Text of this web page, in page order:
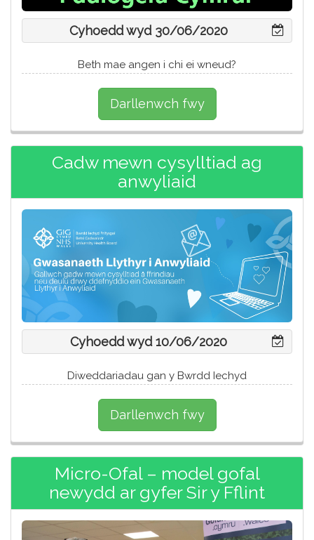
Cyhoedd wyd 30/06/2020
Beth mae angen i chi ei wneud?
Darllenwch fwy
Cadw mewn cysylltiad ag
anwyliaid
Cyhoedd wyd 10/06/2020
Diweddariadau gan y Bwrdd Iechyd
Darllenwch fwy
Micro-Ofal – model gofal
newydd ar gyfer Sir y Fflint